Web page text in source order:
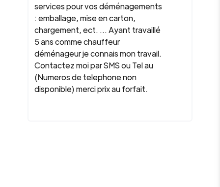
services pour vos déménagements
: emballage, mise en carton,
chargement, ect. ... Ayant travaillé
5 ans comme chauffeur
déménageur je connais mon travail.
Contactez moi par SMS ou Tel au
(Numeros de telephone non
disponible) merci prix au forfait.